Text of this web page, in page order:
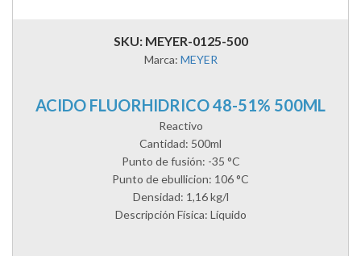
SKU: MEYER-0125-500
Marca: MEYER
ACIDO FLUORHIDRICO 48-51% 500ML
Reactivo
Cantidad: 500ml
Punto de fusión: -35 °C
Punto de ebullicion: 106 °C
Densidad: 1,16 kg/l
Descripción Física: Líquido